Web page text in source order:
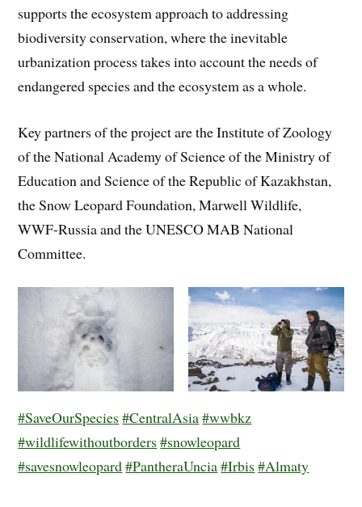
supports the ecosystem approach to addressing
biodiversity conservation, where the inevitable
urbanization process takes into account the needs of
endangered species and the ecosystem as a whole.
Key partners of the project are the Institute of Zoology
of the National Academy of Science of the Ministry of
Education and Science of the Republic of Kazakhstan,
the Snow Leopard Foundation, Marwell Wildlife,
WWF-Russia and the UNESCO MAB National
Committee.
#SaveOurSpecies#CentralAsia#wwbkz
#wildlifewithoutborders#snowleopard
#savesnowleopard#PantheraUncia#Irbis#Almaty